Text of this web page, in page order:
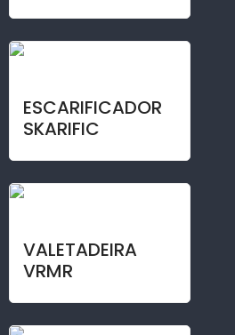
ESCARIFICADOR
SKARIFIC
VALETADEIRA
VRMR